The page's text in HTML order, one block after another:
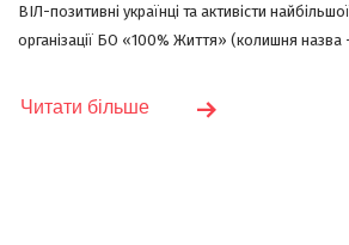
ВІЛ-позитивні українці та активісти
організації БО «100% Життя» (колишня
Читати більше